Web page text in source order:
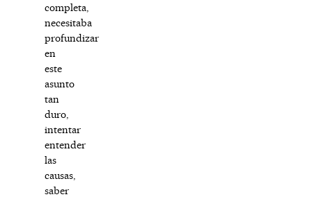
completa,
necesitaba
profundizar
en
este
asunto
tan
duro,
intentar
entender
las
causas,
saber